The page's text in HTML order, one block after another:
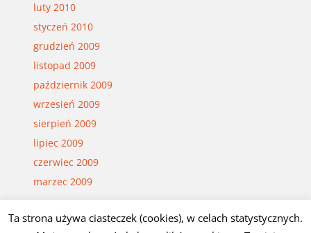
luty 2010
styczeń 2010
grudzień 2009
listopad 2009
październik 2009
wrzesień 2009
sierpień 2009
lipiec 2009
czerwiec 2009
marzec 2009
Ta strona używa ciasteczek (cookies), w celach statystycznych.